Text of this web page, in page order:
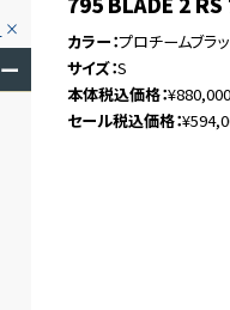
ー
カラー プロチームブラ
サイズ S
本体税込価格 ¥880,000
セール税込価格